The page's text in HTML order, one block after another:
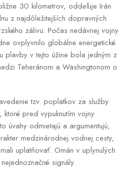
30 kilometrov, oddeľuje Irán
z najdôležitejších dopravných
zálivu. Počas nedávnej vojny
ovplyvnilo globálne energetické
plavby v tejto úžine bola jedným z
Teheránom a Washingtonom o
tzv. poplatkov za služby
pred vypuknutím vojny
úvahy odmietajú a argumentujú,
medzinárodnej vodnej cesty,
uplatňovať. Omán v uplynulých
signály.